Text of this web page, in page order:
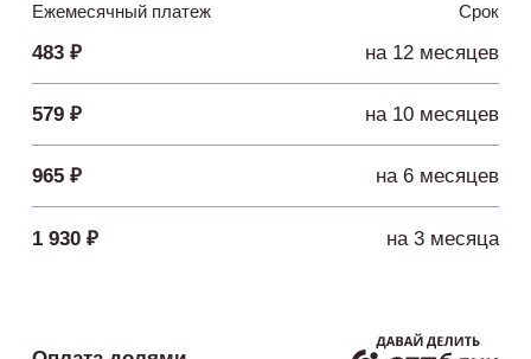
Ежемесячный платеж Срок
483 ₽ на 12 месяцев
579 ₽ на 10 месяцев
965 ₽ на 6 месяцев
1 930 ₽ на 3 месяца